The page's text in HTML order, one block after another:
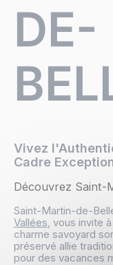
DE-
Vivez
Cadre
Découvrez Saint-
Saint-Martin-de-
Vallées, vous invite
charme savoyard
préservé allie
pour des vacances